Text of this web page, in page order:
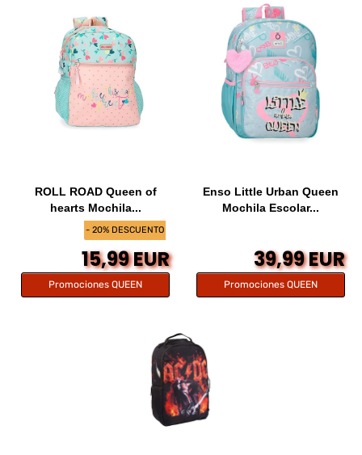
- 20% DESCUENTO
ROLL ROAD Queen of
hearts Mochila...
15,99 EUR
Promociones QUEEN
Enso Little Urban Queen
Mochila Escolar...
39,99 EUR
Promociones QUEEN